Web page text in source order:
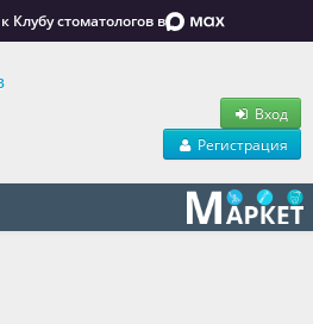
Клубу стоматологов в
Вход
Регистрация